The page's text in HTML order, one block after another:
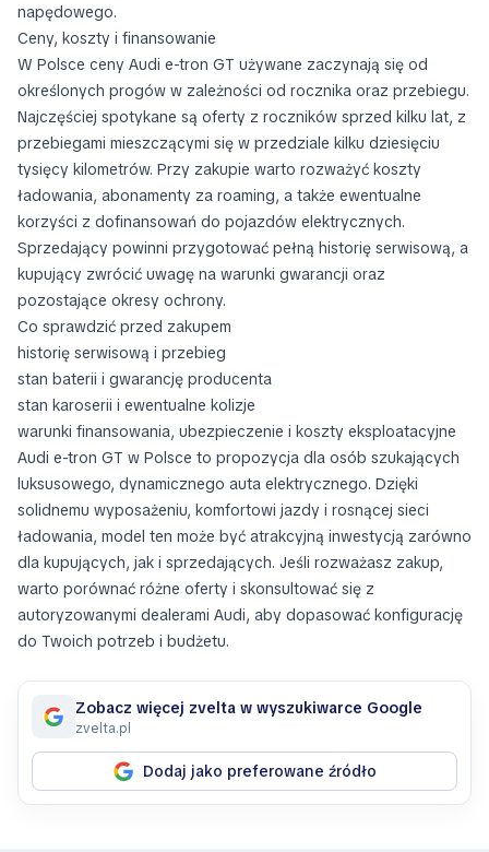
napędowego.
Ceny, koszty i finansowanie
W Polsce ceny Audi e-tron GT używane zaczynają się od
określonych progów w zależności od rocznika oraz przebiegu.
Najczęściej spotykane są oferty z roczników sprzed kilku lat, z
przebiegami mieszczącymi się w przedziale kilku dziesięciu
tysięcy kilometrów. Przy zakupie warto rozważyć koszty
ładowania, abonamenty za roaming, a także ewentualne
korzyści z dofinansowań do pojazdów elektrycznych.
Sprzedający powinni przygotować pełną historię serwisową, a
kupujący zwrócić uwagę na warunki gwarancji oraz
pozostające okresy ochrony.
Co sprawdzić przed zakupem
historię serwisową i przebieg
stan baterii i gwarancję producenta
stan karoserii i ewentualne kolizje
warunki finansowania, ubezpieczenie i koszty eksploatacyjne
Audi e-tron GT w Polsce to propozycja dla osób szukających
luksusowego, dynamicznego auta elektrycznego. Dzięki
solidnemu wyposażeniu, komfortowi jazdy i rosnącej sieci
ładowania, model ten może być atrakcyjną inwestycją zarówno
dla kupujących, jak i sprzedających. Jeśli rozważasz zakup,
warto porównać różne oferty i skonsultować się z
autoryzowanymi dealerami Audi, aby dopasować konfigurację
do Twoich potrzeb i budżetu.
Zobacz więcej zvelta w wyszukiwarce Google
zvelta.pl
Dodaj jako preferowane źródło